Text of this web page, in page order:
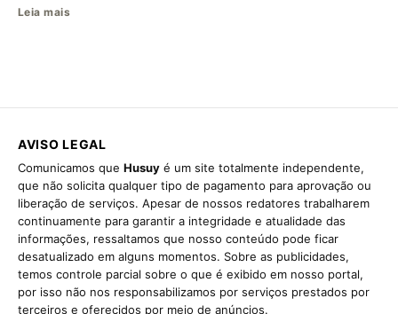
Leia mais
AVISO LEGAL
Comunicamos que Husuy é um site totalmente independente,
que não solicita qualquer tipo de pagamento para aprovação ou
liberação de serviços. Apesar de nossos redatores trabalharem
continuamente para garantir a integridade e atualidade das
informações, ressaltamos que nosso conteúdo pode ficar
desatualizado em alguns momentos. Sobre as publicidades,
temos controle parcial sobre o que é exibido em nosso portal,
por isso não nos responsabilizamos por serviços prestados por
terceiros e oferecidos por meio de anúncios.